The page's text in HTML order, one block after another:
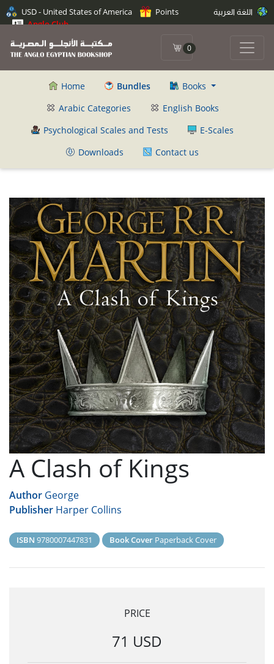
USD - United States of America
Points
Anglo Club
0
Home Bundles
Books
Arabic Categories
English Books
Psychological Scales and Tests
E-Scales
Downloads
Contact us
A Clash of Kings
Author George
Publisher Harper Collins
ISBN 9780007447831 Book Cover Paperback Cover
PRICE
71 USD